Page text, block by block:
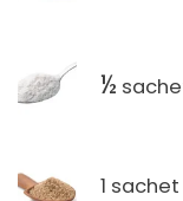
½
1